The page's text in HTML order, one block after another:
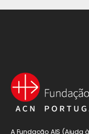
A Fundação AIS (Ajuda